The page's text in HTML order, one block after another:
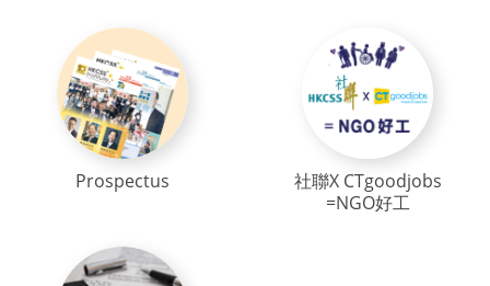
Prospectus
社聯X CTgoodjobs
=NGO好工